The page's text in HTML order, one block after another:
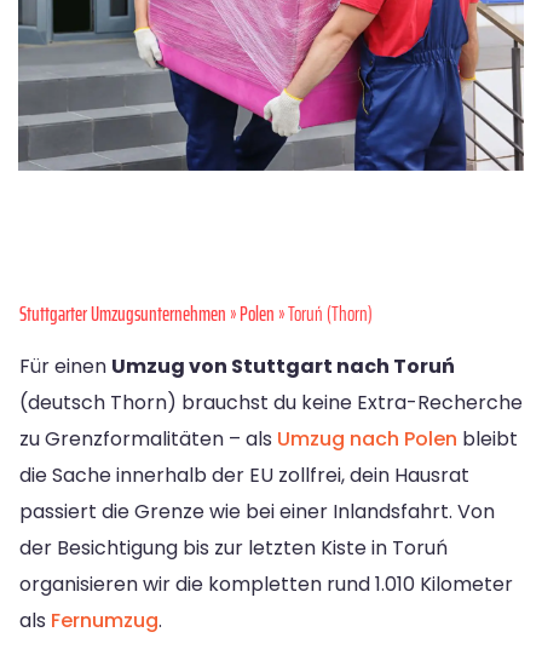
Stuttgarter Umzugsunternehmen»Polen» Toruń (Thorn)
Für einen Umzug von Stuttgart nach Toruń
(deutsch Thorn) brauchst du keine Extra-Recherche
zu Grenzformalitäten – als Umzug nach Polen bleibt
die Sache innerhalb der EU zollfrei, dein Hausrat
passiert die Grenze wie bei einer Inlandsfahrt. Von
der Besichtigung bis zur letzten Kiste in Toruń
organisieren wir die kompletten rund 1.010 Kilometer
als Fernumzug.